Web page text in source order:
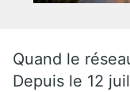
Quand le
Depuis le 12